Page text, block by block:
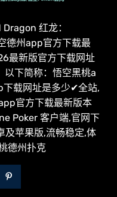
红龙：
德州app官方下载最
最新版官方下载网址
以下简称：悟空黑桃a
下载网址是多少✔全站,
官方下载最新版本
Poker 客户端,官网下
及苹果版,流畅稳定,体
德州扑克